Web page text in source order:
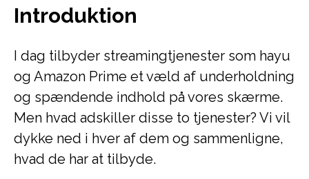
Introduktion
I dag tilbyder streamingtjenester som hayu
og Amazon Prime et væld af underholdning
og spændende indhold på vores skærme.
Men hvad adskiller disse to tjenester? Vi vil
dykke ned i hver af dem og sammenligne,
hvad de har at tilbyde.